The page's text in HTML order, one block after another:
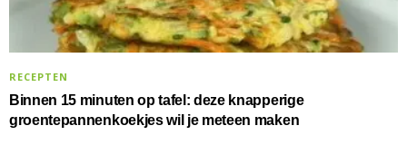
RECEPTEN
Binnen 15 minuten op tafel: deze knapperige
groentepannenkoekjes wil je meteen maken